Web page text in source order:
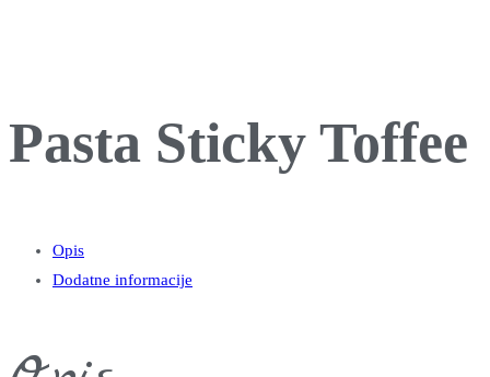
Pasta Sticky Toffee
Opis
Dodatne informacije